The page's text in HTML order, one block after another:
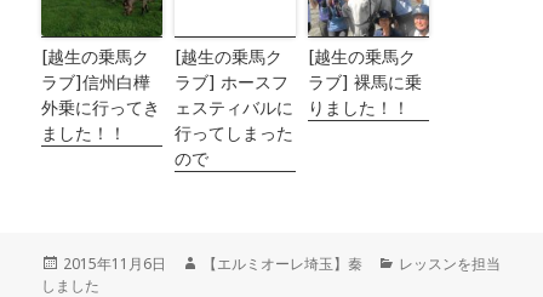
[越生の乗馬ク
ラブ]信州白樺
外乗に行ってき
ました！！
[越生の乗馬ク
ラブ] ホースフ
ェスティバルに
行ってしまった
ので
[越生の乗馬ク
ラブ] 裸馬に乗
りました！！
投
稿
2015年11月6日
作【エルミオーレ埼玉】秦
カ
レッスンを担当
しました